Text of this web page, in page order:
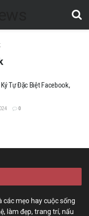
Tự Đặc Biệt Facebook,
0
mẹo hay cuộc sống
làm đẹp, trang trí, nấu